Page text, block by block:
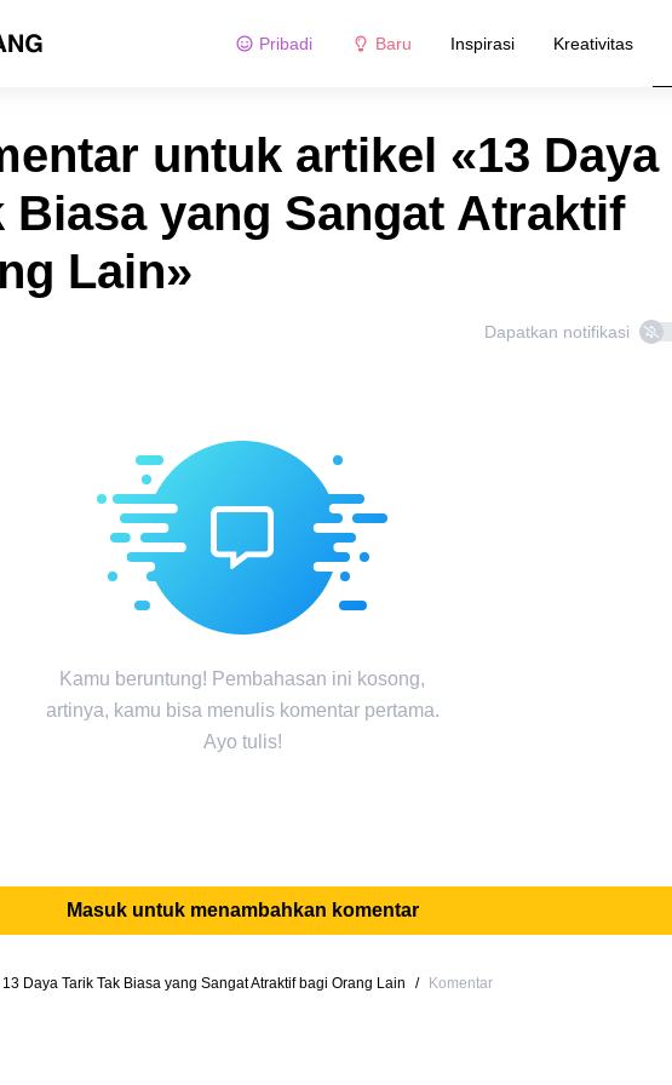
Pribadi Baru Inspirasi Kreativitas
untuk artikel «13 Daya
Biasa yang Sangat Atraktif
Lain»
Dapatkan notifikasi
Kamu beruntung! Pembahasan ini kosong,
artinya, kamu bisa menulis komentar pertama.
Ayo tulis!
Masuk untuk menambahkan komentar
13 Daya Tarik Tak Biasa yang Sangat Atraktif bagi Orang Lain / Komentar